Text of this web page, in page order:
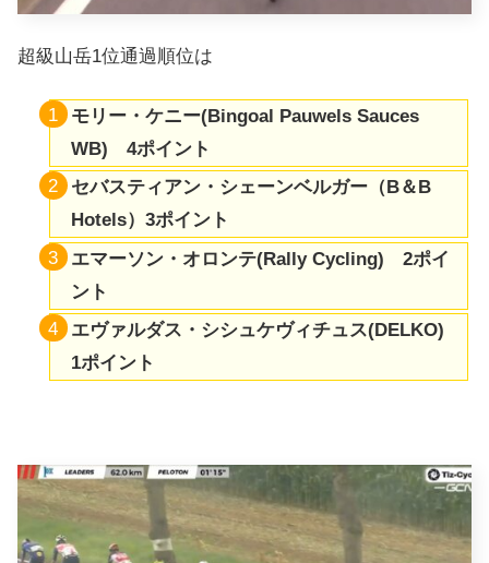
超級山岳1位通過順位は
モリー・ケニー(Bingoal Pauwels Sauces
WB) 4ポイント
セバスティアン・シェーンベルガー（B＆B
Hotels）3ポイント
エマーソン・オロンテ(Rally Cycling) 2ポイ
ント
エヴァルダス・シシュケヴィチュス(DELKO)
1ポイント